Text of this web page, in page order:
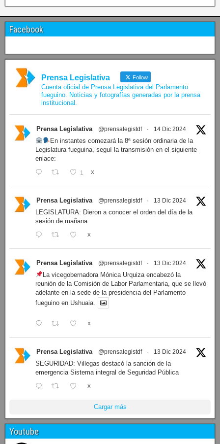
Facebook
Prensa Legislativa Follow
Cuenta oficial de Prensa Legislativa del Parlamento
fueguino. Noticias y fotografías generadas por la prensa
institucional.
Prensa Legislativa @prensalegistdf · 14 Dic 2024
En instantes comezará la 8ª sesión ordinaria de la
Legislatura fueguina, seguí la transmisión en el siguiente
enlace:
1 X
Prensa Legislativa @prensalegistdf · 13 Dic 2024
LEGISLATURA: Dieron a conocer el orden del día de la
sesión de mañana
X
Prensa Legislativa @prensalegistdf · 13 Dic 2024
La vicegobernadora Mónica Urquiza encabezó la
reunión de la Comisión de Labor Parlamentaria, que se llevó
adelante en la sede de la presidencia del Parlamento
fueguino en Ushuaia.
X
Prensa Legislativa @prensalegistdf · 13 Dic 2024
SEGURIDAD: Villegas destacó la sanción de la
emergencia Sistema integral de Seguridad Pública
X
Cargar más
Youtube